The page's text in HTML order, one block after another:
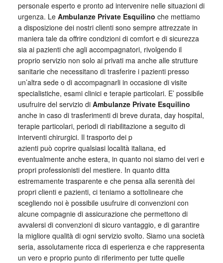
personale esperto e pronto ad intervenire nelle situazioni di
urgenza. Le Ambulanze Private Esquilino che mettiamo
a disposizione dei nostri clienti sono sempre attrezzate in
maniera tale da offrire condizioni di comfort e di sicurezza
sia ai pazienti che agli accompagnatori, rivolgendo il
proprio servizio non solo ai privati ma anche alle strutture
sanitarie che necessitano di trasferire i pazienti presso
un’altra sede o di accompagnarli in occasione di visite
specialistiche, esami clinici e terapie particolari. E’ possibile
usufruire del servizio di Ambulanze Private Esquilino
anche in caso di trasferimenti di breve durata, day hospital,
terapie particolari, periodi di riabilitazione a seguito di
interventi chirurgici. Il trasporto dei p
azienti può coprire qualsiasi località italiana, ed
eventualmente anche estera, in quanto noi siamo dei veri e
propri professionisti del mestiere. In quanto ditta
estremamente trasparente e che pensa alla serenità dei
propri clienti e pazienti, ci teniamo a sottolineare che
scegliendo noi è possibile usufruire di convenzioni con
alcune compagnie di assicurazione che permettono di
avvalersi di convenzioni di sicuro vantaggio, e di garantire
la migliore qualità di ogni servizio svolto. Siamo una società
seria, assolutamente ricca di esperienza e che rappresenta
un vero e proprio punto di riferimento per tutte quelle